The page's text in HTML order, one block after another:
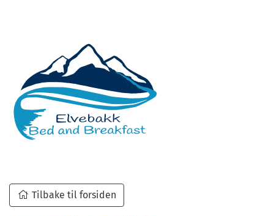
Tilbake til forsiden